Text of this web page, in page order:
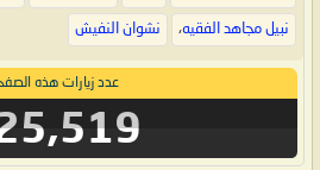
نبيل مجاهد الفقيه، نشوان النفيش
عدد زيارات هذه